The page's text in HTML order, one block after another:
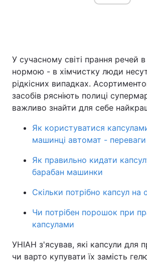
У сучасному світі прання речей
нормою - в хімчистку люди
рідкісних випадках.
засобів рясніють полиці
важливо знайти для себе
Як користуватися
машинці автомат - переваги
Як правильно кидати
барабан машинки
Скільки потрібно капсул на
Чи потрібен порошок при
капсулами
УНІАН з'ясував, які капсули для
чи варто купувати їх замість